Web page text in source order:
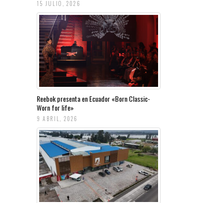
15 JULIO, 2026
Reebok presenta en Ecuador «Born Classic-
Worn for life»
9 ABRIL, 2026